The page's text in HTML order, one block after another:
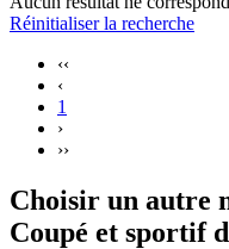
Réinitialiser la recherche
‹‹
‹
1
›
››
Choisir un autre
Coupé et sportif